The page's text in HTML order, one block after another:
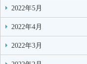
2022年5月
2022年4月
2022年3月